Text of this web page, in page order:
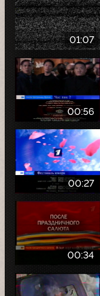
01:07
00:56
00:27
00:34